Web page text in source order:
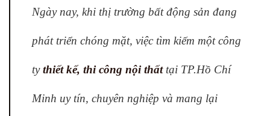
Ngày nay, khi thị trường bất động sản đang
phát triển chóng mặt, việc tìm kiếm một công
tythiết kế, thi công nội thấttại TP.Hồ Chí
Minh uy tín, chuyên nghiệp và mang lại